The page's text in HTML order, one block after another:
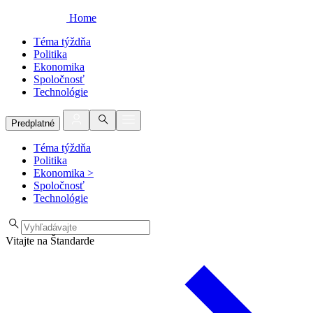
Home
Téma týždňa
Politika
Ekonomika
Spoločnosť
Technológie
Predplatné
Téma týždňa
Politika
Ekonomika >
Spoločnosť
Technológie
Vitajte na Štandarde